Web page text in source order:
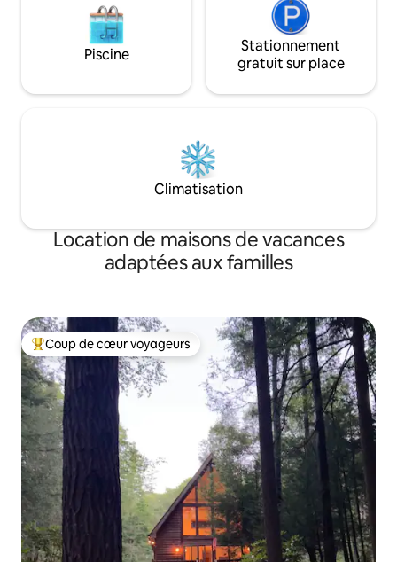
Piscine
Stationnement
gratuit sur place
Climatisation
Location de maisons de vacances
adaptées aux familles
Coups de cœur voyageurs les plus appréciés
Coup de cœur voyageurs